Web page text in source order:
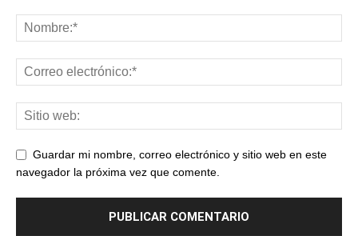
Guardar mi nombre, correo electrónico y sitio web en este
navegador la próxima vez que comente.